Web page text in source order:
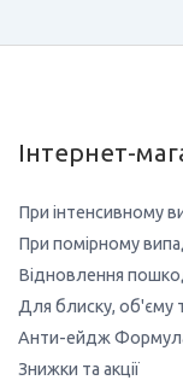
Інтернет-
При інтенсивному
При помірному
Відновлення
Для блиску, об'єму
Анти-ейдж
Знижки та акції